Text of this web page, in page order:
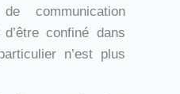
communication
confiné dans
n’est plus